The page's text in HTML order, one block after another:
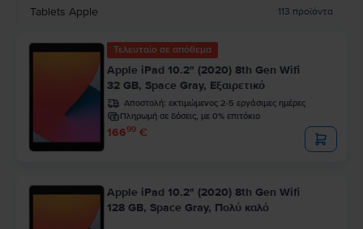
Tablets Apple 113 προϊόντα
Τελευταίο σε απόθεμα
Apple iPad 10.2" (2020) 8th Gen Wifi
32 GB, Space Gray, Εξαιρετικό
Αποστολή: εκτιμώμενος 2-5 εργάσιμες ημέρες
Πληρωμή σε δόσεις, με 0% επιτόκιο
16699 €
Apple iPad 10.2" (2020) 8th Gen Wifi
128 GB, Space Gray, Πολύ καλό